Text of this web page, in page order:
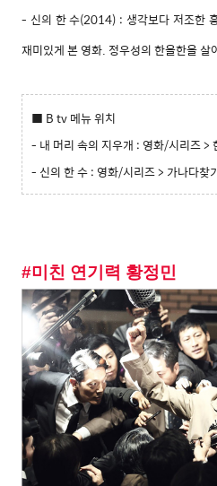
- 신의 한 수(2014) : 생각보다 저조한
재미있게 본 영화. 정우성의 한올한올 살
■ B tv 메뉴 위치
- 내 머리 속의 지우개 : 영화/시리즈 >
- 신의 한 수 : 영화/시리즈 > 가나다찾
#미친 연기력 황정민